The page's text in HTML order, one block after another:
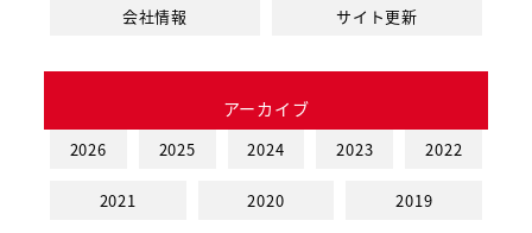
会社情報 サイト更新
アーカイブ
2026 2025 2024 2023 2022
2021 2020 2019